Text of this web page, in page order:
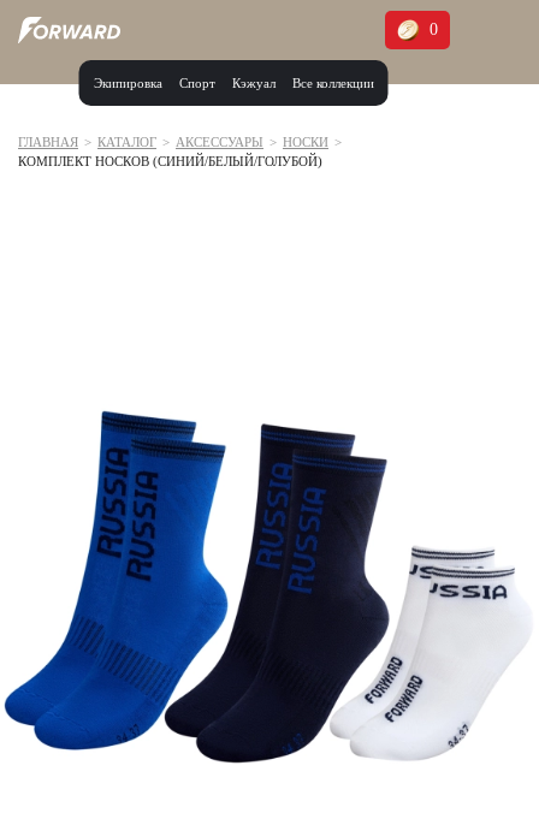
Экипировка Спорт Кэжуал Все коллекции
0
Москва и МО
Красноярский край (5)
Курская область (1)
Москва и МО (14)
Нижегородская область (1)
Новосибирская область (3)
Омская область (5)
Республика Башкортостан (3)
Республика Крым (1)
Республика Татарстан (2)
Ростовская область (2)
ГЛАВНАЯ > КАТАЛОГ > АКСЕССУАРЫ > НОСКИ >
КОМПЛЕКТ НОСКОВ (СИНИЙ/БЕЛЫЙ/ГОЛУБОЙ)